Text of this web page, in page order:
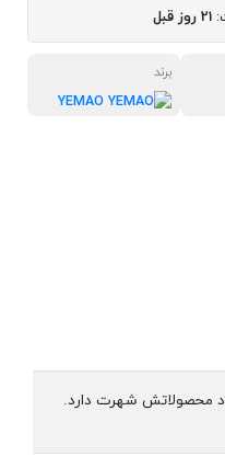
21 روز قبل
برند
YEMAO
محصولاتش شهرت دارد.